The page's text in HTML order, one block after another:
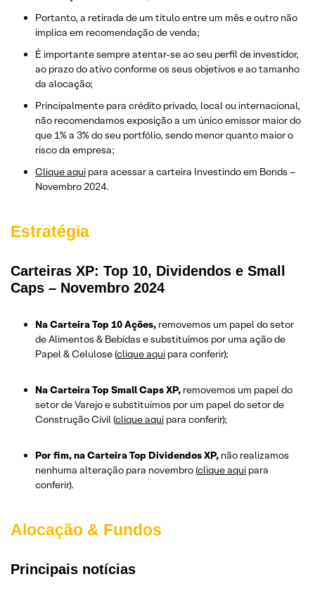
Portanto, a retirada de um título entre um mês e outro não
implica em recomendação de venda;
É importante sempre atentar-se ao seu perfil de investidor,
ao prazo do ativo conforme os seus objetivos e ao tamanho
da alocação;
Principalmente para crédito privado, local ou internacional,
não recomendamos exposição a um único emissor maior do
que 1% a 3% do seu portfólio, sendo menor quanto maior o
risco da empresa;
Clique aqui para acessar a carteira Investindo em Bonds –
Novembro 2024.
Estratégia
Carteiras XP: Top 10, Dividendos e Small
Caps – Novembro 2024
Na Carteira Top 10 Ações, removemos um papel do setor
de Alimentos & Bebidas e substituímos por uma ação de
Papel & Celulose (clique aqui para conferir);
Na Carteira Top Small Caps XP, removemos um papel do
setor de Varejo e substituímos por um papel do setor de
Construção Civil (clique aqui para conferir);
Por fim, na Carteira Top Dividendos XP, não realizamos
nenhuma alteração para novembro (clique aqui para
conferir).
Alocação & Fundos
Principais notícias